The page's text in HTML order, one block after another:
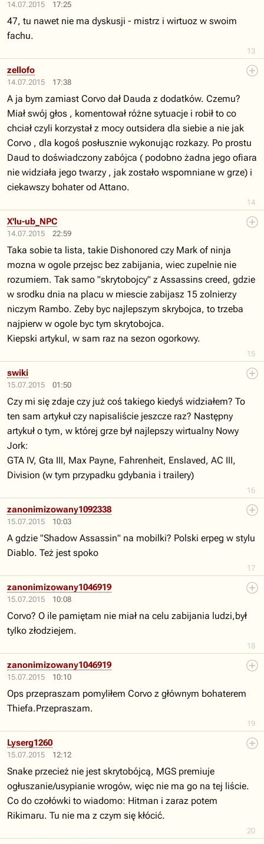
14.07.2015 17:25
13
47, tu nawet nie ma dyskusji - mistrz i wirtuoz w swoim
fachu.
14.07.2015 17:38
14
zellofo
A ja bym zamiast Corvo dał Dauda z dodatków. Czemu?
Miał swój głos , komentował różne sytuacje i robił to co
chciał czyli korzystał z mocy outsidera dla siebie a nie jak
Corvo , dla kogoś posłusznie wykonując rozkazy. Po prostu
Daud to doświadczony zabójca ( podobno żadna jego ofiara
nie widziała jego twarzy , jak zostało wspomniane w grze) i
ciekawszy bohater od Attano.
14.07.2015 22:59
15
X'lu-ub_NPC
Taka sobie ta lista, takie Dishonored czy Mark of ninja
mozna w ogole przejsc bez zabijania, wiec zupelnie nie
rozumiem. Tak samo "skrytobojcy" z Assassins creed, gdzie
w srodku dnia na placu w miescie zabijasz 15 zolnierzy
niczym Rambo. Zeby byc najlepszym skrybojca, to trzeba
najpierw w ogole byc tym skrytobojca.
Kiepski artykul, w sam raz na sezon ogorkowy.
15.07.2015 01:50
16
swiki
Czy mi się zdaje czy już coś takiego kiedyś widziałem? To
ten sam artykuł czy napisaliście jeszcze raz? Następny
artykuł o tym, w której grze był najlepszy wirtualny Nowy
Jork:
GTA IV, Gta III, Max Payne, Fahrenheit, Enslaved, AC III,
Division (w tym przypadku gdybania i trailery)
15.07.2015 10:03
17
zanonimizowany1092338
A gdzie "Shadow Assassin" na mobilki? Polski erpeg w stylu
Diablo. Też jest spoko
15.07.2015 10:08
18
zanonimizowany1046919
Corvo? O ile pamiętam nie miał na celu zabijania ludzi,był
tylko złodziejem.
15.07.2015 10:10
19
zanonimizowany1046919
Ops przepraszam pomyliłem Corvo z głównym bohaterem
Thiefa.Przepraszam.
15.07.2015 12:12
20
Lyserg1260
Snake przecież nie jest skrytobójcą, MGS premiuje
ogłuszanie/usypianie wrogów, więc nie ma go na tej liście.
Co do czołówki to wiadomo: Hitman i zaraz potem
Rikimaru. Tu nie ma z czym się kłócić.